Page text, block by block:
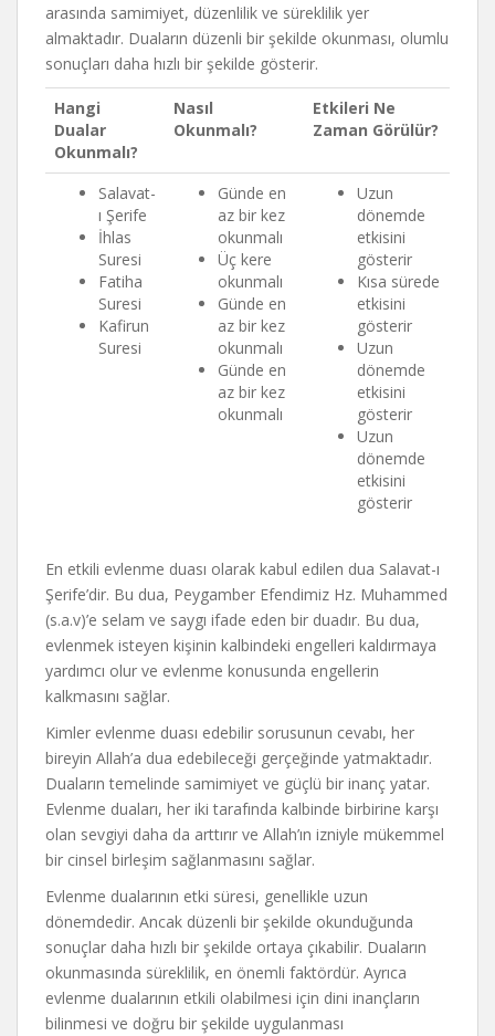
arasında samimiyet, düzenlilik ve süreklilik yer
almaktadır. Duaların düzenli bir şekilde okunması, olumlu
sonuçları daha hızlı bir şekilde gösterir.
Hangi
Dualar
Okunmalı?
Nasıl
Okunmalı?
Etkileri Ne
Zaman Görülür?
Salavat-
ı Şerife
İhlas
Suresi
Fatiha
Suresi
Kafirun
Suresi
Günde en
az bir kez
okunmalı
Üç kere
okunmalı
Günde en
az bir kez
okunmalı
Günde en
az bir kez
okunmalı
Uzun
dönemde
etkisini
gösterir
Kısa sürede
etkisini
gösterir
Uzun
dönemde
etkisini
gösterir
Uzun
dönemde
etkisini
gösterir
En etkili evlenme duası olarak kabul edilen dua Salavat-ı
Şerife’dir. Bu dua, Peygamber Efendimiz Hz. Muhammed
(s.a.v)’e selam ve saygı ifade eden bir duadır. Bu dua,
evlenmek isteyen kişinin kalbindeki engelleri kaldırmaya
yardımcı olur ve evlenme konusunda engellerin
kalkmasını sağlar.
Kimler evlenme duası edebilir sorusunun cevabı, her
bireyin Allah’a dua edebileceği gerçeğinde yatmaktadır.
Duaların temelinde samimiyet ve güçlü bir inanç yatar.
Evlenme duaları, her iki tarafında kalbinde birbirine karşı
olan sevgiyi daha da arttırır ve Allah’ın izniyle mükemmel
bir cinsel birleşim sağlanmasını sağlar.
Evlenme dualarının etki süresi, genellikle uzun
dönemdedir. Ancak düzenli bir şekilde okunduğunda
sonuçlar daha hızlı bir şekilde ortaya çıkabilir. Duaların
okunmasında süreklilik, en önemli faktördür. Ayrıca
evlenme dualarının etkili olabilmesi için dini inançların
bilinmesi ve doğru bir şekilde uygulanması